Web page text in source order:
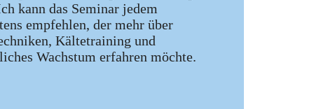
kann das Seminar jedem
empfehlen, der mehr über
Kältetraining und
Wachstum erfahren möchte.